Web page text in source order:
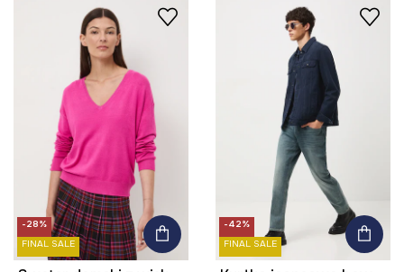
-28%
FINAL SALE
-42%
FINAL SALE